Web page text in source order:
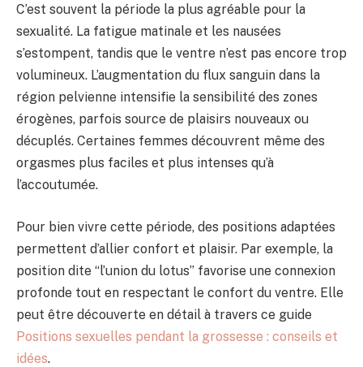
C’est souvent la période la plus agréable pour la
sexualité. La fatigue matinale et les nausées
s’estompent, tandis que le ventre n’est pas encore trop
volumineux. L’augmentation du flux sanguin dans la
région pelvienne intensifie la sensibilité des zones
érogènes, parfois source de plaisirs nouveaux ou
décuplés. Certaines femmes découvrent même des
orgasmes plus faciles et plus intenses qu’à
l’accoutumée.
Pour bien vivre cette période, des positions adaptées
permettent d’allier confort et plaisir. Par exemple, la
position dite “l’union du lotus” favorise une connexion
profonde tout en respectant le confort du ventre. Elle
peut être découverte en détail à travers ce guide
Positions sexuelles pendant la grossesse : conseils et
idées.